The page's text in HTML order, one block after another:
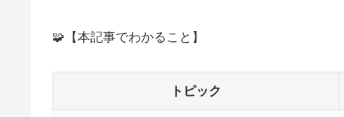
🧩【本記事でわかること】
トピック